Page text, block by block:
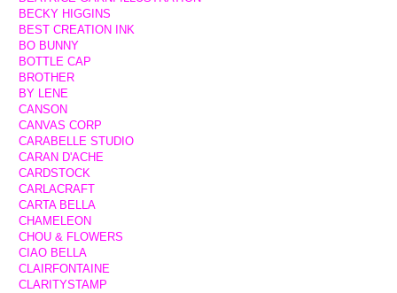
BECKY HIGGINS
BEST CREATION INK
BO BUNNY
BOTTLE CAP
BROTHER
BY LENE
CANSON
CANVAS CORP
CARABELLE STUDIO
CARAN D'ACHE
CARDSTOCK
CARLACRAFT
CARTA BELLA
CHAMELEON
CHOU & FLOWERS
CIAO BELLA
CLAIRFONTAINE
CLARITYSTAMP